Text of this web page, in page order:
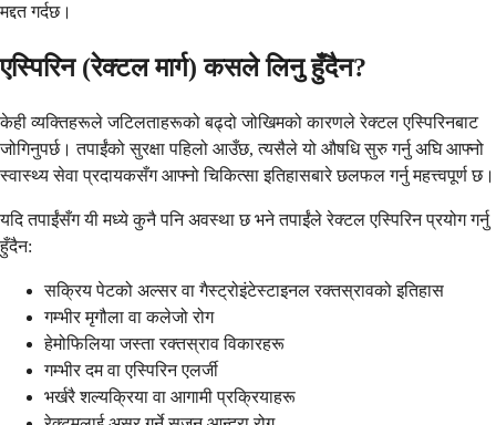
मद्दत गर्दछ।
एस्पिरिन (रेक्टल मार्ग) कसले लिनु हुँदैन?
केही व्यक्तिहरूले जटिलताहरूको बढ्दो जोखिमको कारणले रेक्टल एस्पिरिनबाट
जोगिनुपर्छ। तपाईंको सुरक्षा पहिलो आउँछ, त्यसैले यो औषधि सुरु गर्नु अघि आफ्नो
स्वास्थ्य सेवा प्रदायकसँग आफ्नो चिकित्सा इतिहासबारे छलफल गर्नु महत्त्वपूर्ण छ।
यदि तपाईंसँग यी मध्ये कुनै पनि अवस्था छ भने तपाईंले रेक्टल एस्पिरिन प्रयोग गर्नु
हुँदैन:
सक्रिय पेटको अल्सर वा गैस्ट्रोइंटेस्टाइनल रक्तस्रावको इतिहास
गम्भीर मृगौला वा कलेजो रोग
हेमोफिलिया जस्ता रक्तस्राव विकारहरू
गम्भीर दम वा एस्पिरिन एलर्जी
भर्खरै शल्यक्रिया वा आगामी प्रक्रियाहरू